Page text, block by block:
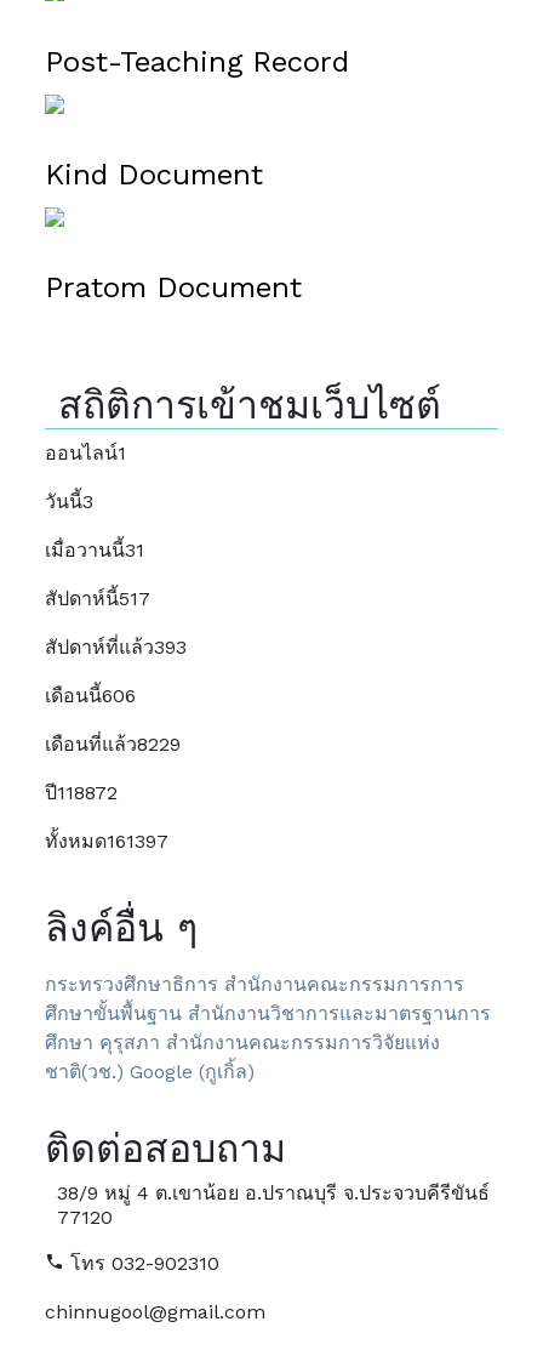
Post-Teaching Record
Kind Document
Pratom Document
สถิติการเข้าชมเว็บไซต์
ออนไลน์1
วันนี้3
เมื่อวานนี้31
สัปดาห์นี้517
สัปดาห์ที่แล้ว393
เดือนนี้606
เดือนที่แล้ว8229
ปี118872
ทั้งหมด161397
ลิงค์อื่น ๆ
กระทรวงศึกษาธิการ สำนักงานคณะกรรมการการ
ศึกษาขั้นพื้นฐาน สำนักงานวิชาการและมาตรฐานการ
ศึกษา คุรุสภา สำนักงานคณะกรรมการวิจัยแห่ง
ชาติ(วช.) Google (กูเกิ้ล)
ติดต่อสอบถาม
38/9 หมู่ 4 ต.เขาน้อย อ.ปราณบุรี จ.ประจวบคีรีขันธ์
77120
โทร 032-902310
chinnugool@gmail.com